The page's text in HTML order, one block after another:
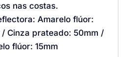
nas costas.
Amarelo flúor:
/ Cinza prateado: 50mm /
flúor: 15mm